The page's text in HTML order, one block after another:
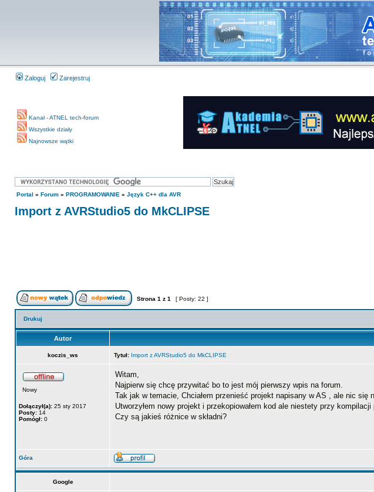
Zaloguj Zarejestruj
Kanał - ATNEL tech-forum
Wszystkie działy
Najnowsze wątki
Portal » Forum » PROGRAMOWANIE » Język C++ dla AVR
Import z AVRStudio5 do MkCLIPSE
Strona 1 z 1 [ Posty: 22 ]
Drukuj
Autor
koczis_ws Tytuł: Import z AVRStudio5 do MkCLIPSE
Nowy
Dołączył(a): 25 sty 2017
Posty: 14
Pomógł: 0
Witam,
Najpierw się chcę przywitać bo to jest mój pierwszy wpis na forum.
Tak jak w temacie, Chciałem przenieść projekt napisany w AS , ale nic się
Utworzyłem nowy projekt i przekopiowałem kod ale niestety przy
Czy są jakieś różnice w składni?
Góra
Google